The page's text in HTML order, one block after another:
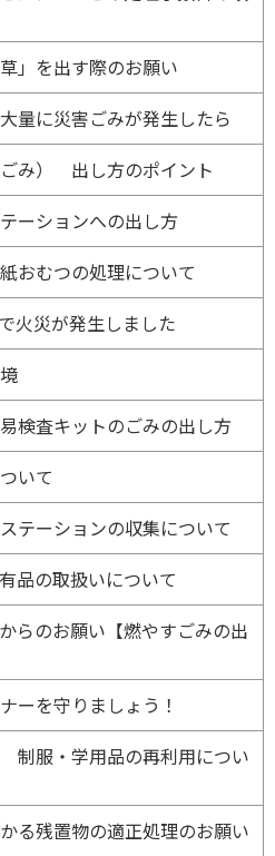
」を出す際のお願い
量に災害ごみが発生したら
み） 出し方のポイント
ーションへの出し方
おむつの処理について
火災が発生しました
検査キットのごみの出し方
いて
テーションの収集について
品の取扱いについて
らのお願い【燃やすごみの出
を守りましょう！
制服・学用品の再利用につい
る残置物の適正処理のお願い